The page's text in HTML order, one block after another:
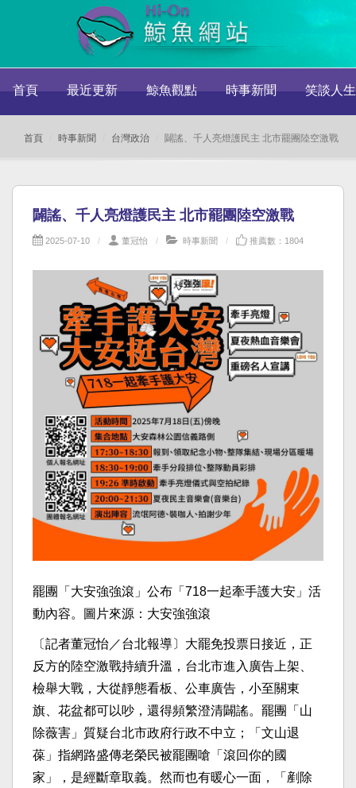
首頁 最近更新 鯨魚觀點 時事新聞 笑談人生
首頁 時事新聞 台灣政治 闢謠、千人亮燈護民主 北市罷團陸空激戰
闢謠、千人亮燈護民主 北市罷團陸空激戰
2025-07-10 董冠怡 時事新聞 推薦數：1804
罷團「大安強強滾」公布「718一起牽手護大安」活
動內容。圖片來源：大安強強滾
〔記者董冠怡／台北報導〕大罷免投票日接近，正
反方的陸空激戰持續升溫，台北市進入廣告上架、
檢舉大戰，大從靜態看板、公車廣告，小至關東
旗、花盆都可以吵，還得頻繁澄清闢謠。罷團「山
除薇害」質疑台北市政府行政不中立；「文山退
葆」指網路盛傳老榮民被罷團嗆「滾回你的國
家」，是經斷章取義。然而也有暖心一面，「剷除